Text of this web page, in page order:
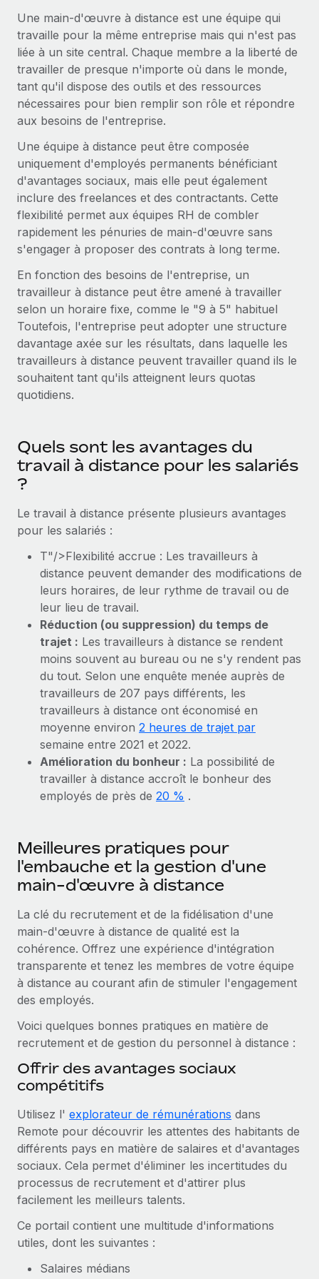
Intégrez et gérez vos freelances partout dans le monde
PEO
Sous-traitez les opérations complexes liées à l’emploi
INFRASTRUCTURE
Intégration Remote
Intégrez vos RH aux flux de travail en toute simplicité
Plateforme
Des fonctions RH clés intégrées pour votre équipe
Connecter Nouveau
Connectez n'importe quel outil d’IA à Remote grâce à
Intégrations
Rationalisez vos processus avec des outils essentiels
SERVICES
Demandez aux experts
Recevez des conseils d’experts sur les RH à
Contrôles d’antécédents
Simplifiez vos processus de présélection des
Remote Watchtower
Gardez un temps d’avance sur les risques en
matière de conformité
Gestion des appareils
Achetez et suivez vos équipements informatiques
dans le monde entier
Création d’entité
Établissez des entités rapidement et en toute
conformité
Mobilité et déménagement international
Organisez facilement le déménagement de vos
employés
Avantages sociaux
Gérez facilement les avantages sociaux
Comparer Remote
Examinez notre service par rapport aux autres
CROISSANCE
Start-ups
Des solutions agiles et internationales pour les RH et la
Entreprises intermédiaires
Développez vos équipes avec des solutions RH sur
mesure
Entreprise
Les RH à l’international pour les grandes entreprises
TRAVAILLONS ENSEMBLE
Partenaires stratégiques de la tech
Intégrez les RH à l’international de manière flexible
Devenir partenaire
Explorez avec nous vos opportunités de partenariat
l’IA
Comment Weaviate, l'as de l'IA, a développé
ses effectifs de 120 % avec Remote
Weaviate en bref Weaviate crée des infrastructures open
source et AI-first. Sa mission est...
En savoir plus
Intégration Remote x BambooHR : du local à
l’international, le recrutement sans changer de
plateforme
Impact Les clients BambooHR peuvent désormais
En savoir plus
pays
Calculateur de paiement des freelances
Découvrez les devises disponibles et les vitesses de
paiement pour vos freelances internationaux
APPRENDRE AVEC REMOTE
Recherche et guides
Études de cas
Glossaire RH
Checklists et modèles
Webinaires
Événements
Salle de presse
Données sur les salaires et les talents
Obtenir de l’aide
Voir toutes les ressources
BLOG
EOR et PEO
Gestion des freelances
Taxes
Explorer le blog
BLOG
Mises à jour des produits de Remote :
Intégrations Gusto et Xero et Gestion des
freelances Plus
Remote a toujours pour mission d'aider les entreprises de
Comment Phiture gère ses 55 employés
Phiture, un leader notable du conseil en matière de
croissance mobile internationale, encourage les...
En savoir plus
Nederlands
Français
Deutsch
Italiano
Português (Portugal)
日本語
한국어
中文（简体）
Connexion
Une main-d'œuvre à distance est une équipe qui
travaille pour la même entreprise mais qui n'est pas
liée à un site central. Chaque membre a la liberté de
travailler de presque n'importe où dans le monde,
tant qu'il dispose des outils et des ressources
nécessaires pour bien remplir son rôle et répondre
aux besoins de l'entreprise.
Une équipe à distance peut être composée
uniquement d'employés permanents bénéficiant
d'avantages sociaux, mais elle peut également
inclure des freelances et des contractants. Cette
flexibilité permet aux équipes RH de combler
rapidement les pénuries de main-d'œuvre sans
s'engager à proposer des contrats à long terme.
En fonction des besoins de l'entreprise, un
travailleur à distance peut être amené à travailler
selon un horaire fixe, comme le "9 à 5" habituel
Toutefois, l'entreprise peut adopter une structure
davantage axée sur les résultats, dans laquelle les
travailleurs à distance peuvent travailler quand ils le
souhaitent tant qu'ils atteignent leurs quotas
quotidiens.
Quels sont les avantages du
travail à distance pour les salariés
?
Le travail à distance présente plusieurs avantages
pour les salariés :
T"/>Flexibilité accrue : Les travailleurs à
distance peuvent demander des modifications de
leurs horaires, de leur rythme de travail ou de
leur lieu de travail.
Réduction (ou suppression) du temps de
trajet : Les travailleurs à distance se rendent
moins souvent au bureau ou ne s'y rendent pas
du tout. Selon une enquête menée auprès de
travailleurs de 207 pays différents, les
travailleurs à distance ont économisé en
moyenne environ 2 heures de trajet par
semaine entre 2021 et 2022.
Amélioration du bonheur : La possibilité de
travailler à distance accroît le bonheur des
employés de près de 20 % .
Meilleures pratiques pour
l'embauche et la gestion d'une
main-d'œuvre à distance
La clé du recrutement et de la fidélisation d'une
main-d'œuvre à distance de qualité est la
cohérence. Offrez une expérience d'intégration
transparente et tenez les membres de votre équipe
à distance au courant afin de stimuler l'engagement
des employés.
Voici quelques bonnes pratiques en matière de
recrutement et de gestion du personnel à distance :
Offrir des avantages sociaux
compétitifs
Utilisez l' explorateur de rémunérations dans
Remote pour découvrir les attentes des habitants de
différents pays en matière de salaires et d'avantages
sociaux. Cela permet d'éliminer les incertitudes du
processus de recrutement et d'attirer plus
facilement les meilleurs talents.
Ce portail contient une multitude d'informations
utiles, dont les suivantes :
Salaires médians